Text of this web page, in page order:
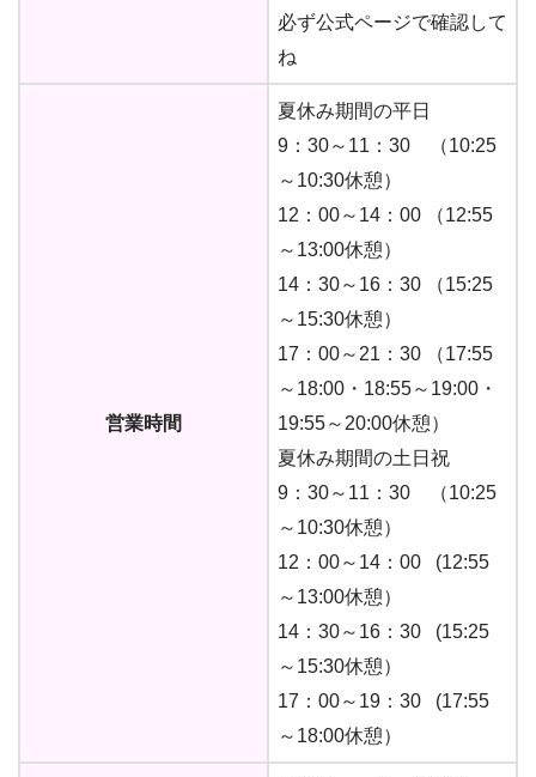
必ず公式ページで確認して
ね
営業時間
夏休み期間の平日
9：30～11：30 （10:25
～10:30休憩）
12：00～14：00 （12:55
～13:00休憩）
14：30～16：30 （15:25
～15:30休憩）
17：00～21：30 （17:55
～18:00・18:55～19:00・
19:55～20:00休憩）
夏休み期間の土日祝
9：30～11：30 （10:25
～10:30休憩）
12：00～14：00 (12:55
～13:00休憩）
14：30～16：30 (15:25
～15:30休憩）
17：00～19：30 (17:55
～18:00休憩）